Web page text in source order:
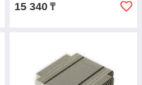
15 340 ₸